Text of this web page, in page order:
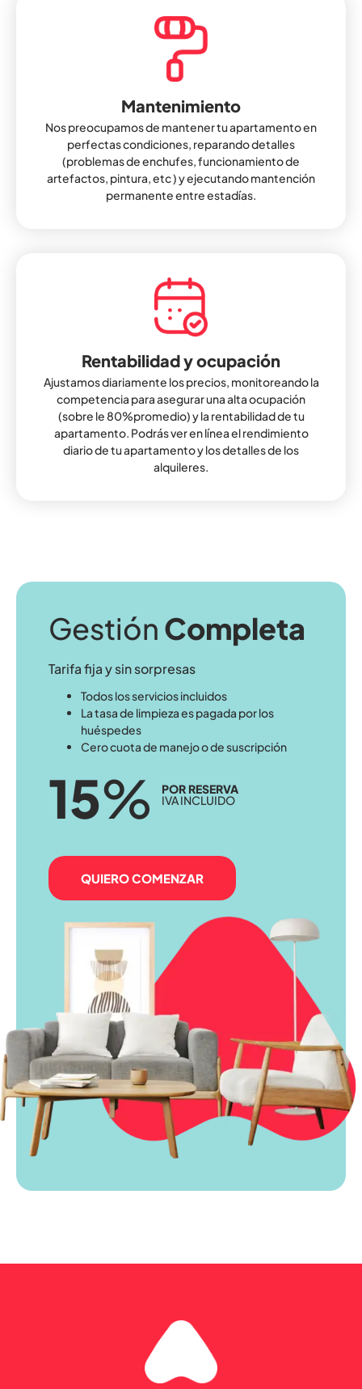
Mantenimiento
Nos preocupamos de mantener tu apartamento en
perfectas condiciones, reparando detalles
(problemas de enchufes, funcionamiento de
artefactos, pintura, etc ) y ejecutando mantención
permanente entre estadías.
Rentabilidad y ocupación
Ajustamos diariamente los precios, monitoreando la
competencia para asegurar una alta ocupación
(sobre le 80%promedio) y la rentabilidad de tu
apartamento. Podrás ver en línea el rendimiento
diario de tu apartamento y los detalles de los
alquileres.
Gestión Completa
Tarifa fija y sin sorpresas
Todos los servicios incluidos
La tasa de limpieza es pagada por los
huéspedes
Cero cuota de manejo o de suscripción
15% POR RESERVA
IVA INCLUIDO
QUIERO COMENZAR